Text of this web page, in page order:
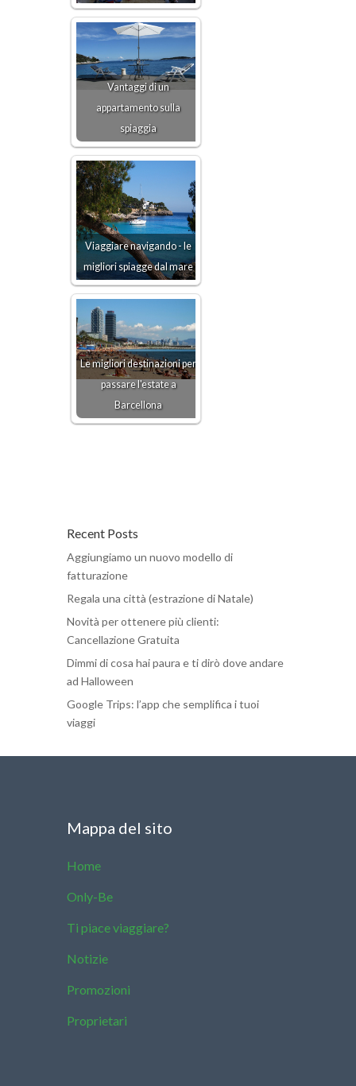
Vantaggi di un
appartamento sulla
spiaggia
Viaggiare navigando - le
migliori spiagge dal mare
Le migliori destinazioni per
passare l'estate a
Barcellona
Recent Posts
Aggiungiamo un nuovo modello di
fatturazione
Regala una città (estrazione di Natale)
Novità per ottenere più clienti:
Cancellazione Gratuita
Dimmi di cosa hai paura e ti dirò dove andare
ad Halloween
Google Trips: l’app che semplifica i tuoi
viaggi
Mappa del sito
Home
Only-Be
Ti piace viaggiare?
Notizie
Promozioni
Proprietari